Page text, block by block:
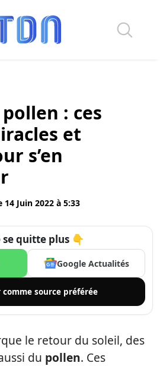
: ces
et
s’en
14 Juin 2022 à 5:33
se quitte plus 👇
Google Actualités
source préférée
le retour du soleil, des
du pollen. Ces